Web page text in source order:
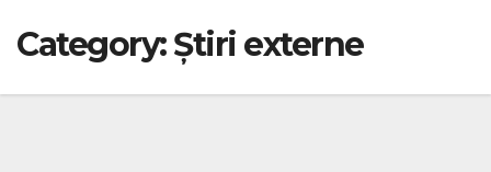
Category:Știri externe